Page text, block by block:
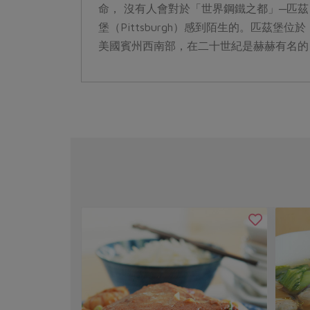
命， 沒有人會對於「世界鋼鐵之都」─匹茲
堡（Pittsburgh）感到陌生的。匹茲堡位於
美國賓州西南部，在二十世紀是赫赫有名的